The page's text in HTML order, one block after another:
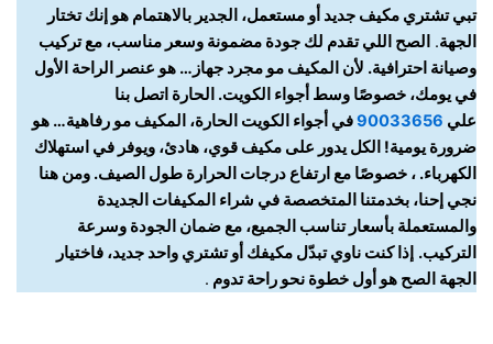
تبي تشتري مكيف جديد أو مستعمل، الجدير بالاهتمام هو إنك تختار
الجهة. الصح اللي تقدم لك جودة مضمونة وسعر مناسب، مع تركيب
وصيانة احترافية. لأن المكيف مو مجرد جهاز… هو عنصر الراحة الأول
في يومك، خصوصًا وسط أجواء الكويت. الحارة اتصل بنا
علي 90033656في أجواء الكويت الحارة، المكيف مو رفاهية… هو
ضرورة يومية! الكل يدور على مكيف قوي، هادئ، ويوفر في استهلاك
الكهرباء. ، خصوصًا مع ارتفاع درجات الحرارة طول الصيف. ومن هنا
نجي إحنا، بخدمتنا المتخصصة في شراء المكيفات الجديدة
والمستعملة بأسعار تناسب الجميع، مع ضمان الجودة وسرعة
التركيب. إذا كنت ناوي تبدّل مكيفك أو تشتري واحد جديد، فاختيار
الجهة الصح هو أول خطوة نحو راحة تدوم .